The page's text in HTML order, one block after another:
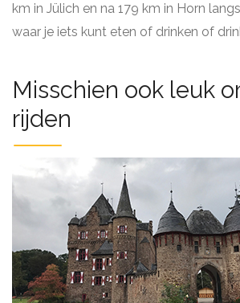
km in Jülich en na 179 km in Horn
waar je iets kunt eten of drinken of
Misschien ook leuk
rijden